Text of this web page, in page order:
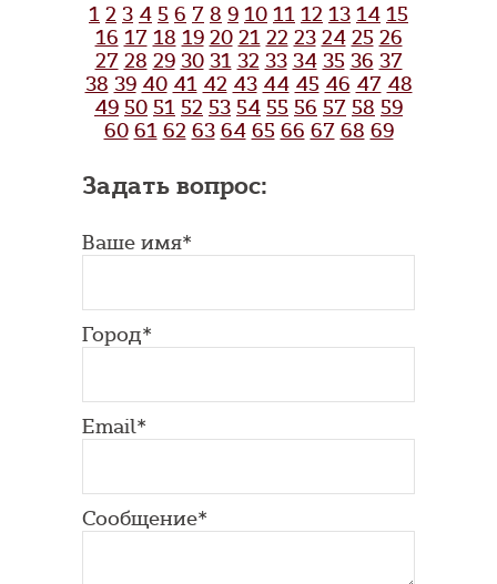
1 2 3 4 5 6 7 8 9 10 11 12 13 14 15
16 17 18 19 20 21 22 23 24 25 26
27 28 29 30 31 32 33 34 35 36 37
38 39 40 41 42 43 44 45 46 47 48
49 50 51 52 53 54 55 56 57 58 59
60 61 62 63 64 65 66 67 68 69
Задать вопрос:
Ваше имя*
Город*
Email*
Сообщение*